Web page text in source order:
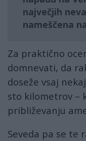
največjih
nameščena
Za praktično
domnevati, da
doseže vsaj
sto kilometrov –
približevanju
Seveda pa se te